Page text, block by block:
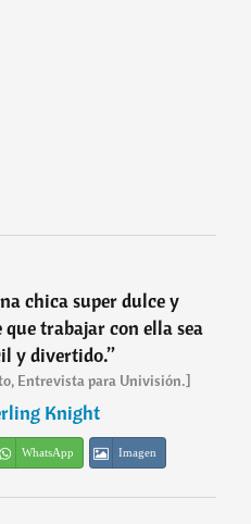
chica super dulce y
trabajar con ella sea
y divertido.”
Entrevista para Univisión.]
Knight
WhatsApp Imagen